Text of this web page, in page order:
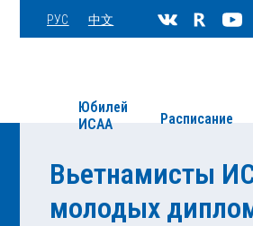
РУС 中文
Юбилей
ИСАА
Расписание
Вьетнамисты
молодых